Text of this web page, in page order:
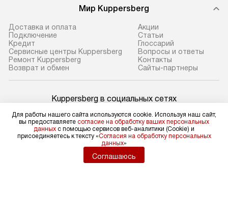
Мир Kuppersberg
Доставка и оплата
Подключение
Кредит
Сервисные центры Kuppersberg
Ремонт Kuppersberg
Возврат и обмен
Акции
Cтатьи
Глоссарий
Вопросы и ответы
Контакты
Сайты-партнеры
Kuppersberg в социальных сетях
Для физических лиц
shop@kuppers-russia.ru
Для юридических лиц
Для работы нашего сайта используются cookie. Используя наш сайт,
вы предоставляете согласие на обработку ваших персональных
данных с помощью сервисов веб-аналитики (Cookie) и
присоединяетесь к тексту «Согласия на обработку персональных
данных»
Соглашаюсь